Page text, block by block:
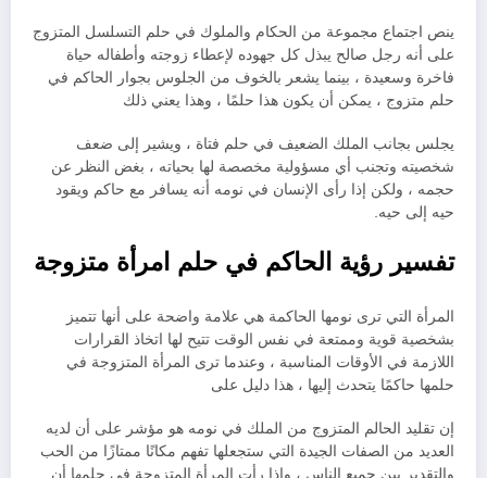
ينص اجتماع مجموعة من الحكام والملوك في حلم التسلسل المتزوج
على أنه رجل صالح يبذل كل جهوده لإعطاء زوجته وأطفاله حياة
فاخرة وسعيدة ، بينما يشعر بالخوف من الجلوس بجوار الحاكم في
حلم متزوج ، يمكن أن يكون هذا حلمًا ، وهذا يعني ذلك
يجلس بجانب الملك الضعيف في حلم فتاة ، ويشير إلى ضعف
شخصيته وتجنب أي مسؤولية مخصصة لها بحياته ، بغض النظر عن
حجمه ، ولكن إذا رأى الإنسان في نومه أنه يسافر مع حاكم ويقود
حيه إلى حيه.
تفسير رؤية الحاكم في حلم امرأة متزوجة
المرأة التي ترى نومها الحاكمة هي علامة واضحة على أنها تتميز
بشخصية قوية وممتعة في نفس الوقت تتيح لها اتخاذ القرارات
اللازمة في الأوقات المناسبة ، وعندما ترى المرأة المتزوجة في
حلمها حاكمًا يتحدث إليها ، هذا دليل على
إن تقليد الحالم المتزوج من الملك في نومه هو مؤشر على أن لديه
العديد من الصفات الجيدة التي ستجعلها تفهم مكانًا ممتازًا من الحب